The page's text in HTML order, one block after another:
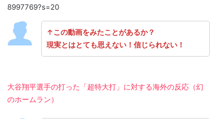
8997769?s=20
↑この動画をみたことがあるか？
現実とはとても思えない！信じられない！
大谷翔平選手の打った「超特大打」に対する海外の反応（幻
のホームラン）